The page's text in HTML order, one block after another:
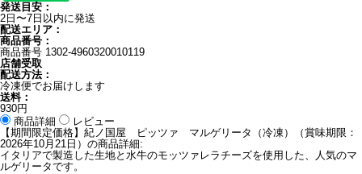
発送目安：
2日〜7日以内に発送
配送エリア：
商品番号：
商品番号 1302-4960320010119
店舗受取
配送方法：
冷凍便でお届けします
送料：
930円
商品詳細
レビュー
【期間限定価格】紀ノ国屋 ピッツァ マルゲリータ（冷凍）（賞味期限：
2026年10月21日）の商品詳細:
イタリアで製造した生地と水牛のモッツァレラチーズを使用した、人気のマ
ルゲリータです。